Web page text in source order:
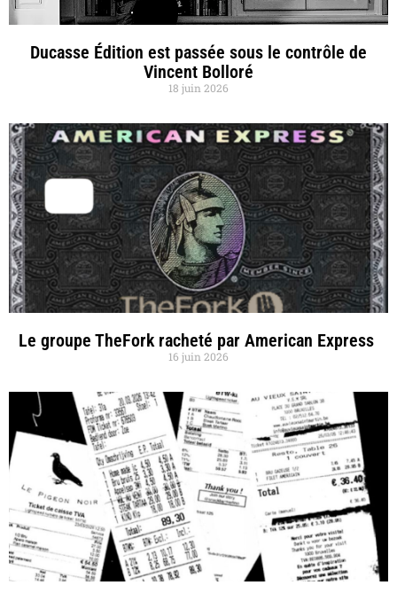
Ducasse Édition est passée sous le contrôle de
Vincent Bolloré
18 juin 2026
Le groupe TheFork racheté par American Express
16 juin 2026